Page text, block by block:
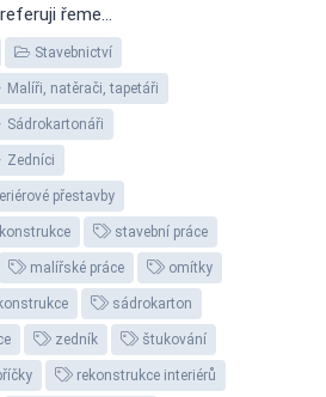
řeme...
Stavebnictví
Malíři, natěrači, tapetáři
Sádrokartonáři
Zedníci
přestavby
stavební práce
malířské práce omítky
sádrokarton
zedník štukování
rekonstrukce interiérů